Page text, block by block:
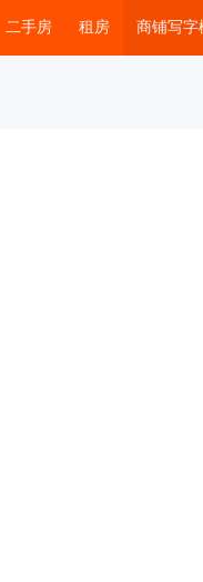
二手房 租房 商铺写字